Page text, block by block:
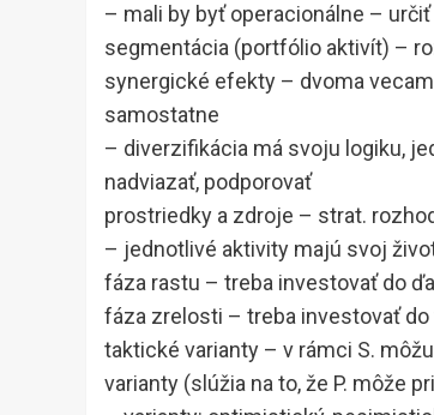
– mali by byť operacionálne –
segmentácia (portfólio aktivít) –
synergické efekty – dvoma
samostatne
– diverzifikácia má svoju logiku,
nadviazať, podporovať
prostriedky a zdroje – strat.
– jednotlivé aktivity majú svoj
fáza rastu – treba investovať do
fáza zrelosti – treba investovať
taktické varianty – v rámci S.
varianty (slúžia na to, že P. môže